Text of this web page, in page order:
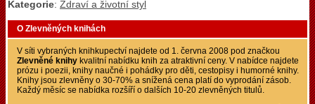
Kategorie: Zdraví a životní styl
O Zlevněných knihách
V síti vybraných knihkupectví najdete od 1. června 2008 pod značkou
Zlevněné knihy kvalitní nabídku knih za atraktivní ceny. V nabídce najdete
prózu i poezii, knihy naučné i pohádky pro děti, cestopisy i humorné knihy.
Knihy jsou zlevněny o 30-70% a snížená cena platí do vyprodání zásob.
Každý měsíc se nabídka rozšíří o dalších 10-20 zlevněných titulů.